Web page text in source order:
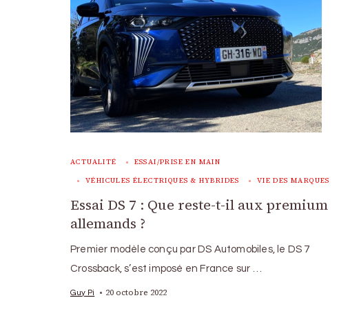
ACTUALITÉ ESSAI/PRISE EN MAIN
VÉHICULES ÉLECTRIQUES & HYBRIDES VIE DES MARQUES
Essai DS 7 : Que reste-t-il aux premium
allemands ?
Premier modèle conçu par DS Automobiles, le DS 7
Crossback, s’est imposé en France sur …
Guy Pi 20 octobre 2022